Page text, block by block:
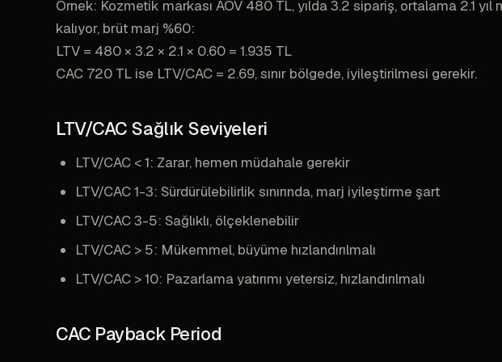
Örnek: Kozmetik markası AOV 480 TL, yılda 3.2 sipariş, ortalama 2.1 yıl
kalıyor, brüt marj %60:
LTV = 480 × 3.2 × 2.1 × 0.60 = 1.935 TL
CAC 720 TL ise LTV/CAC = 2.69, sınır bölgede, iyileştirilmesi gerekir.
LTV/CAC Sağlık Seviyeleri
LTV/CAC < 1: Zarar, hemen müdahale gerekir
LTV/CAC 1-3: Sürdürülebilirlik sınırında, marj iyileştirme şart
LTV/CAC 3-5: Sağlıklı, ölçeklenebilir
LTV/CAC > 5: Mükemmel, büyüme hızlandırılmalı
LTV/CAC > 10: Pazarlama yatırımı yetersiz, hızlandırılmalı
CAC Payback Period